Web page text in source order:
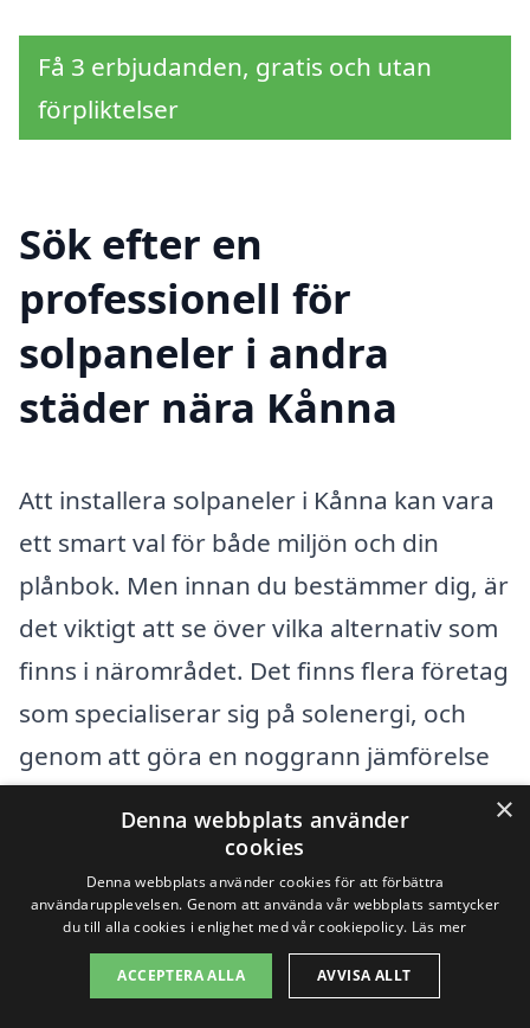
Få 3 erbjudanden, gratis och utan
förpliktelser
Sök efter en
professionell för
solpaneler i andra
städer nära Kånna
Att installera solpaneler i Kånna kan vara
ett smart val för både miljön och din
plånbok. Men innan du bestämmer dig, är
det viktigt att se över vilka alternativ som
finns i närområdet. Det finns flera företag
som specialiserar sig på solenergi, och
genom att göra en noggrann jämförelse
dina behov. Om du inte hittar exakt vad
du söker i Kånna, kan det vara värt att
titta på företag i närliggande städer
×
Denna webbplats använder
cookies
Denna webbplats använder cookies för att förbättra
användarupplevelsen. Genom att använda vår webbplats samtycker
du till alla cookies i enlighet med vår cookiepolicy. Läs mer
ACCEPTERA ALLA AVVISA ALLT